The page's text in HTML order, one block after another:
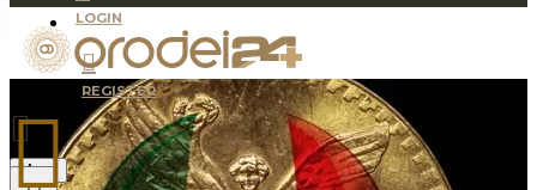
LOGIN
REGISTER
Menu